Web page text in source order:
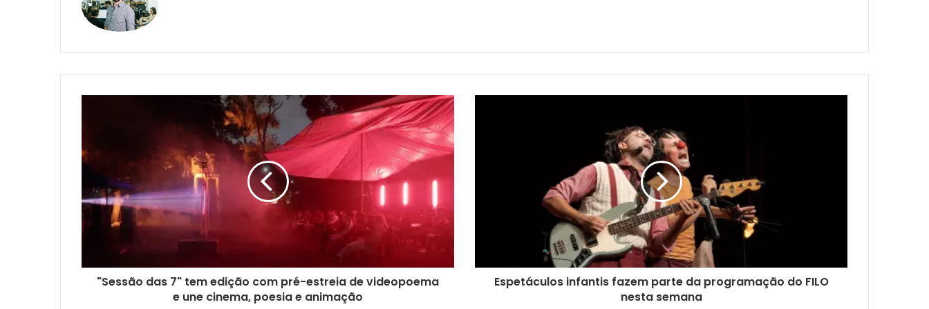
"Sessão das 7" tem edição com pré-estreia de videopoema
e une cinema, poesia e animação
Espetáculos infantis fazem parte da programação do FILO
nesta semana